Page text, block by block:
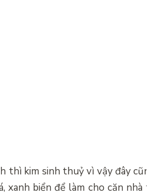
thì kim sinh thuỷ vì vậy đây
biển để làm cho căn nhà